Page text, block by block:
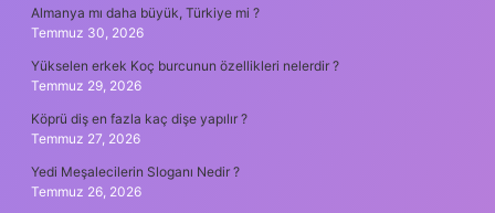
Almanya mı daha büyük, Türkiye mi ?
Temmuz 30, 2026
Yükselen erkek Koç burcunun özellikleri nelerdir ?
Temmuz 29, 2026
Köprü diş en fazla kaç dişe yapılır ?
Temmuz 27, 2026
Yedi Meşalecilerin Sloganı Nedir ?
Temmuz 26, 2026